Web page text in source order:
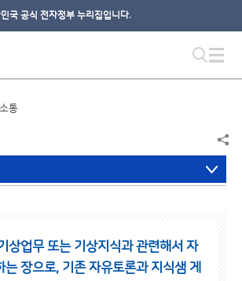
국 공식 전자정부 누리집입니다.
소통
상업무 또는 기상지식과 관련해서 자
는 장으로, 기존 자유토론과 지식샘 게